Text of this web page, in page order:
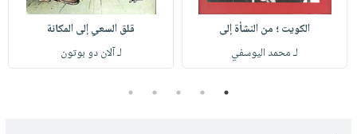
الكويت ؛ من النشأة إلى
لـ محمد اليوسفي
قلق السعي إلى المكانة
لـ آلان دو بوتون
1
2
3
4
5